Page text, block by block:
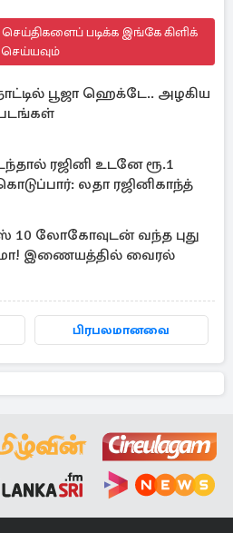
படிக்க இங்கே கிளிக்
செய்யவும்
பூஜா ஹெக்டே.. அழகிய
ரஜினி உடனே ரூ.1
லதா ரஜினிகாந்த்
10 லோகோவுடன் வந்த புது
இணையத்தில் வைரல்
பிரபலமானவை